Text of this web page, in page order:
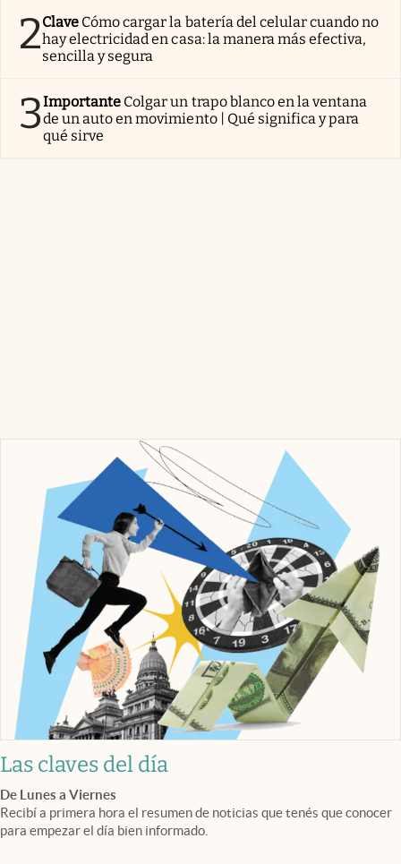
2Clave Cómo cargar la batería del celular cuando no
hay electricidad en casa: la manera más efectiva,
sencilla y segura
3Importante Colgar un trapo blanco en la ventana
de un auto en movimiento | Qué significa y para
qué sirve
Las claves del día
De Lunes a Viernes
Recibí a primera hora el resumen de noticias que tenés que conocer
para empezar el día bien informado.